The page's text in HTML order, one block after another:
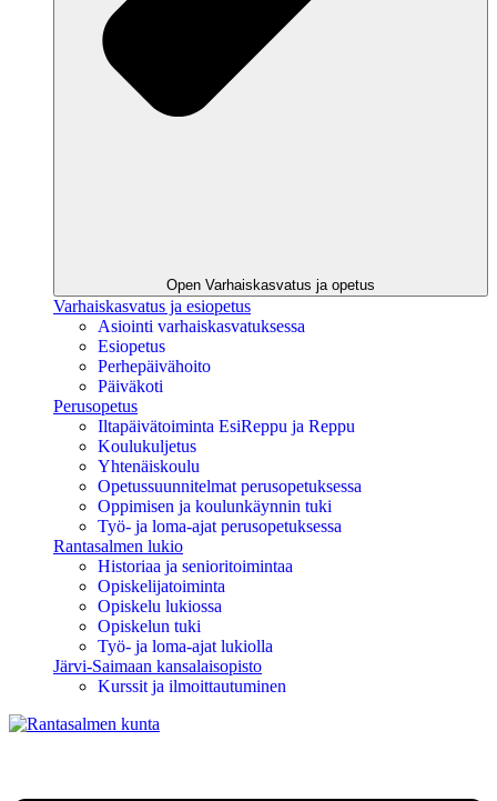
Open Varhaiskasvatus ja opetus
Varhaiskasvatus ja esiopetus
Asiointi varhaiskasvatuksessa
Esiopetus
Perhepäivähoito
Päiväkoti
Perusopetus
Iltapäivätoiminta EsiReppu ja Reppu
Koulukuljetus
Yhtenäiskoulu
Opetussuunnitelmat perusopetuksessa
Oppimisen ja koulunkäynnin tuki
Työ- ja loma-ajat perusopetuksessa
Rantasalmen lukio
Historiaa ja senioritoimintaa
Opiskelijatoiminta
Opiskelu lukiossa
Opiskelun tuki
Työ- ja loma-ajat lukiolla
Järvi-Saimaan kansalaisopisto
Kurssit ja ilmoittautuminen